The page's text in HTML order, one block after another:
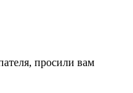
просили вам